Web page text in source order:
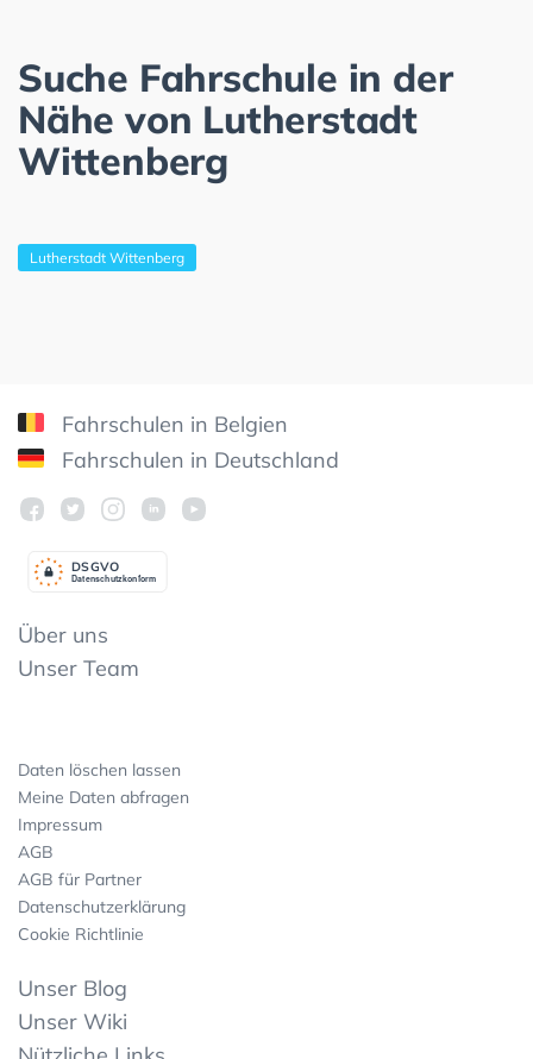
Suche Fahrschule in der
Nähe von Lutherstadt
Wittenberg
Lutherstadt Wittenberg
Fahrschulen in Belgien
Fahrschulen in Deutschland
Datenschutzkonform
DSGVO
Über uns
Unser Team
Daten löschen lassen
Meine Daten abfragen
Impressum
AGB
AGB für Partner
Datenschutzerklärung
Cookie Richtlinie
Unser Blog
Unser Wiki